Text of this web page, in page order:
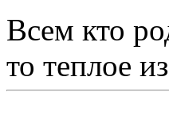
Всем кто
то теплое